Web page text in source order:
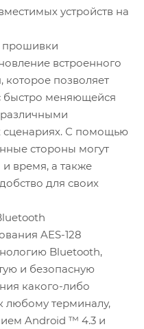
устройств на
прошивки
встроенного
позволяет
быстро меняющейся
различными
С помощью
стороны могут
время, а также
для своих
AES-128
Bluetooth,
и безопасную
какого-либо
любому терминалу,
Android ™ 4.3 и